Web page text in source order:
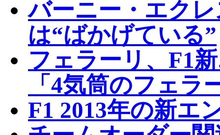
バーニー・エク
は“ばかげている”
フェラーリ、F1
「4気筒のフェラ
F1 2013年の新エ